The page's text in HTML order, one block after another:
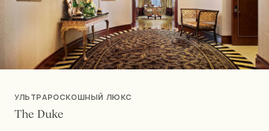
УЛЬТРАРОСКОШНЫЙ ЛЮКС
The Duke